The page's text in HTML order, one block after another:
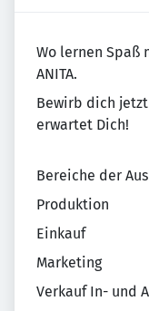
Wo lernen Spaß
ANITA.
Bewirb dich
erwartet Dich!
Bereiche der
Produktion
Einkauf
Marketing
Verkauf In- und